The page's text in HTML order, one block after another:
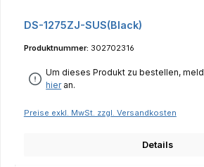
DS-1275ZJ-SUS(Black)
Produktnummer: 302702316
Um dieses Produkt zu bestellen,
hieran.
Preise exkl. MwSt. zzgl. Versandkosten
Details